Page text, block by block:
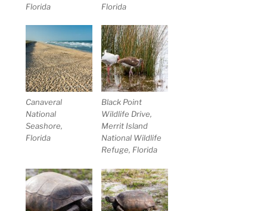
Florida
Florida
Canaveral
National
Seashore,
Florida
Black Point
Wildlife Drive,
Merrit Island
National Wildlife
Refuge, Florida